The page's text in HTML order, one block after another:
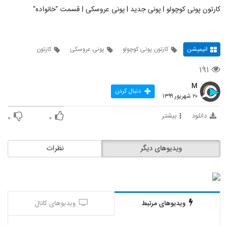
کارتون پونی کوچولو l پونی جدید l پونی عروسکی l قسمت "خانواده"
انیمیشن کارتون پونی کوچولو پونی عروسکی کارتون
۱۹۱
M
۲۰ شهریور ۱۳۹۹ دنبال کردن
دانلود بیشتر ۰ ۰
نظرات ویدیوهای دیگر
ویدیوهای مرتبط ویدیوهای کانال